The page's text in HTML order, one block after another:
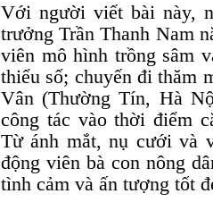
Với người viết bài này,
trưởng Trần Thanh Nam
viên mô hình trồng sâm
thiểu số; chuyến đi thăm
Vân (Thường Tín, Hà
công tác vào thời điểm
Từ ánh mắt, nụ cưới và
động viên bà con nông
tình cảm và ấn tượng tốt